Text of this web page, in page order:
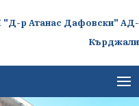
"Д-р Атанас Дафовски" АД-
Кърджали